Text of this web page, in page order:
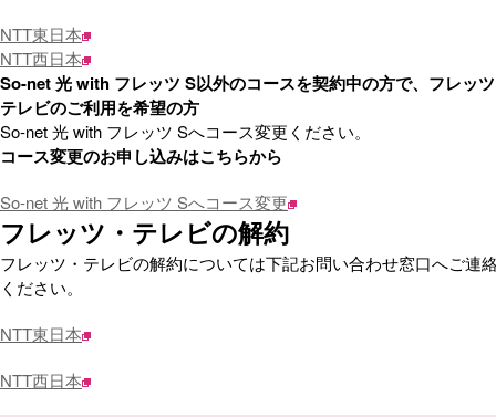
NTT東日本
NTT西日本
So-net 光 with フレッツ S以外のコースを契約中の方で、フレッ
テレビのご利用を希望の方
So-net 光 with フレッツ Sへコース変更ください。
コース変更のお申し込みはこちらから
So-net 光 with フレッツ Sへコース変更
フレッツ・テレビの解約
フレッツ・テレビの解約については下記お問い合わせ窓口へご連
ください。
NTT東日本
NTT西日本